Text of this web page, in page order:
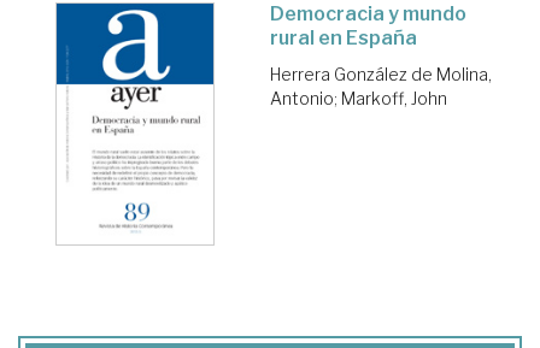
Democracia y mundo
rural en España
Herrera González de Molina,
Antonio; Markoff, John